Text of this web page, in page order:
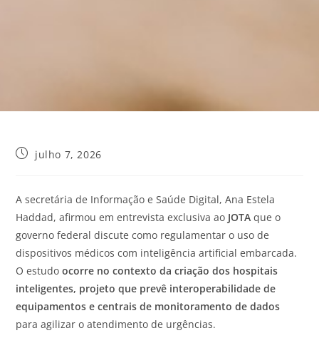
julho 7, 2026
A secretária de Informação e Saúde Digital, Ana Estela
Haddad, afirmou em entrevista exclusiva ao JOTA que o
governo federal discute como regulamentar o uso de
dispositivos médicos com inteligência artificial embarcada.
O estudoocorre no contexto da criação dos hospitais
inteligentes, projeto que prevê interoperabilidade de
equipamentos e centrais de monitoramento de dados
para agilizar o atendimento de urgências.